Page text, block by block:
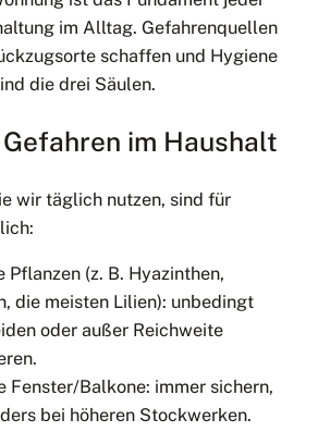
im Alltag. Gefahrenquellen
schaffen und Hygiene
die drei Säulen.
im Haushalt
wir täglich nutzen, sind für
Pflanzen (z. B. Hyazinthen,
die meisten Lilien): unbedingt
oder außer Reichweite
Fenster/Balkone: immer sichern,
bei höheren Stockwerken.